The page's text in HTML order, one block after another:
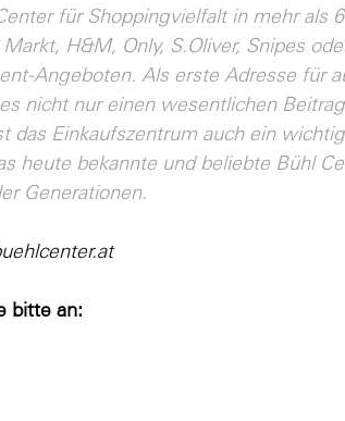
für Shoppingvielfalt in mehr als
H&M, Only, S.Oliver, Snipes
Angeboten. Als erste Adresse für
nicht nur einen wesentlichen
das Einkaufszentrum auch ein
heute bekannte und beliebte Bühl
Generationen.
bitte an: